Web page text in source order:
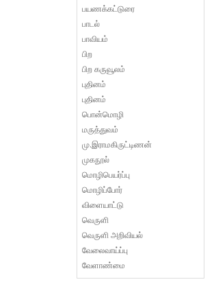
பயணக்கட்டுரை
பாடல்
பாவியம்
பிற
பிற கருவூலம்
புதினம்
புதினம்
பொன்மொழி
மருத்துவம்
மு.இராமகிருட்டிணன்
முகநூல்
மொழிபெயர்ப்பு
மொழிப்போர்
விளையாட்டு
வெருளி
வெருளி அறிவியல்
வேலைவாய்ப்பு
வேளாண்மை